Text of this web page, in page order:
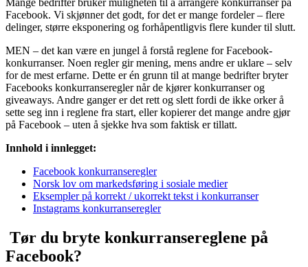
Mange bedrifter bruker muligheten til å arrangere konkurranser på
Facebook. Vi skjønner det godt, for det er mange fordeler – flere
delinger, større eksponering og forhåpentligvis flere kunder til slutt.
MEN – det kan være en jungel å forstå reglene for Facebook-
konkurranser. Noen regler gir mening, mens andre er uklare – selv
for de mest erfarne. Dette er én grunn til at mange bedrifter bryter
Facebooks konkurranseregler når de kjører konkurranser og
giveaways. Andre ganger er det rett og slett fordi de ikke orker å
sette seg inn i reglene fra start, eller kopierer det mange andre gjør
på Facebook – uten å sjekke hva som faktisk er tillatt.
Innhold i innlegget:
Facebook konkurranseregler
Norsk lov om markedsføring i sosiale medier
Eksempler på korrekt / ukorrekt tekst i konkurranser
Instagrams konkurranseregler
Tør du bryte konkurransereglene på
Facebook?